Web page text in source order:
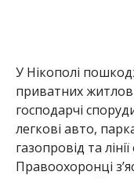
У Нікополі
приватних
господарчі
легкові авто,
газопровід та
Правоохоронці